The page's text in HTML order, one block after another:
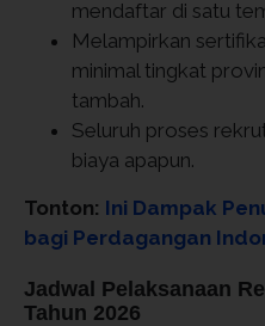
mendaftar di satu
Melampirkan
minimal tingkat
tambah.
Seluruh proses
biaya apapun.
Tonton: Ini Dampak
bagi Perdagangan
Jadwal Pelaksanaan
Tahun 2026